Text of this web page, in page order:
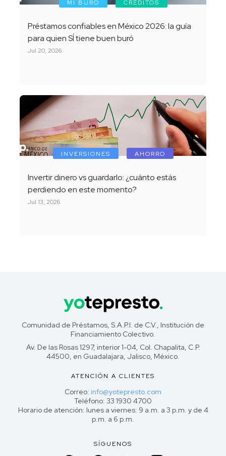
MI BURÓ CRÉDITOS
Préstamos confiables en México 2026: la guía
para quien SÍ tiene buen buró
Jul 20, 2026
INVERSIONES AHORRO
Invertir dinero vs guardarlo: ¿cuánto estás
perdiendo en este momento?
Jul 13, 2026
Comunidad de Préstamos, S.A.P.I. de C.V., Institución de
Financiamiento Colectivo.
Av. De las Rosas 1297, interior 1-04, Col. Chapalita, C.P.
44500, en Guadalajara, Jalisco, México.
ATENCIÓN A CLIENTES
Correo: info@yotepresto.com
Teléfono: 33 1930 4700
Horario de atención: lunes a viernes: 9 a.m. a 3 p.m. y de 4
p.m. a 6 p.m.
SÍGUENOS